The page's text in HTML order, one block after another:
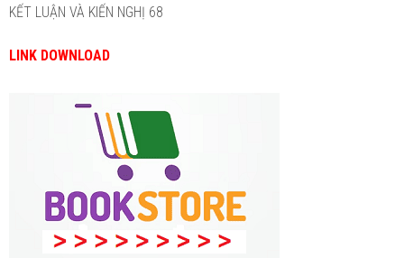
KẾT LUẬN VÀ KIẾN NGHỊ 68
LINK DOWNLOAD